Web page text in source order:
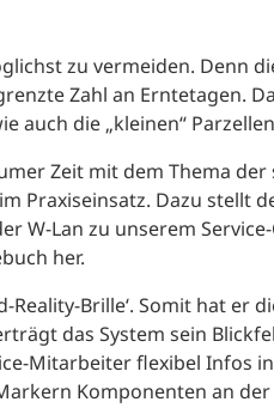
zu vermeiden. Denn
Zahl an Erntetagen.
auch die „kleinen“
Zeit mit dem Thema
Praxiseinsatz. Dazu stellt
W-Lan zu unserem
her.
Brille‘. Somit hat er
das System sein
Mitarbeiter flexibel Infos
Komponenten an